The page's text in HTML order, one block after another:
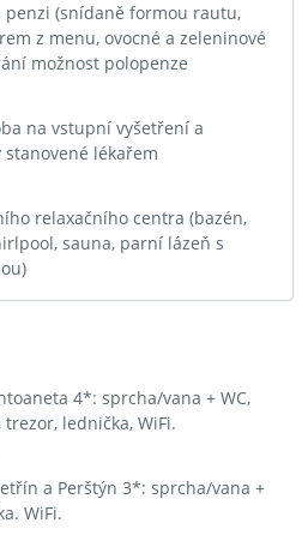
penzi (snídaně formou rautu,
z menu, ovocné a zeleninové
možnost polopenze
na vstupní vyšetření a
lékařem
relaxačního centra (bazén,
sauna, parní lázeň s
4*: sprcha/vana + WC,
trezor, lednička, WiFi.
a Perštýn 3*: sprcha/vana +
WiFi.